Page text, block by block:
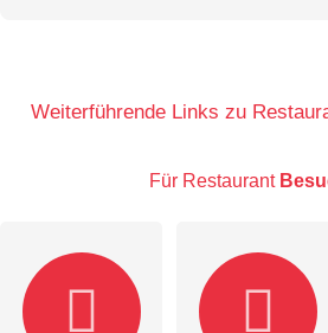
E-Mail-Adresse (wird nicht
Weiterführende Links zu
Für Restaurant